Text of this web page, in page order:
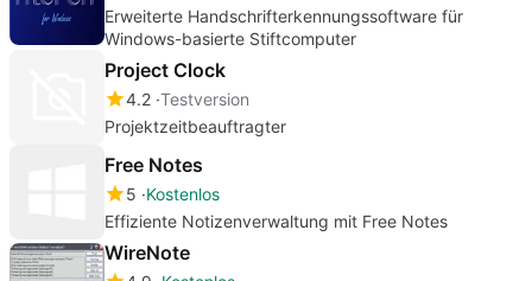
Erweiterte Handschrifterkennungssoftware für
Windows-basierte Stiftcomputer
Project Clock
4.2 Testversion
Projektzeitbeauftragter
Free Notes
5 Kostenlos
Effiziente Notizenverwaltung mit Free Notes
WireNote